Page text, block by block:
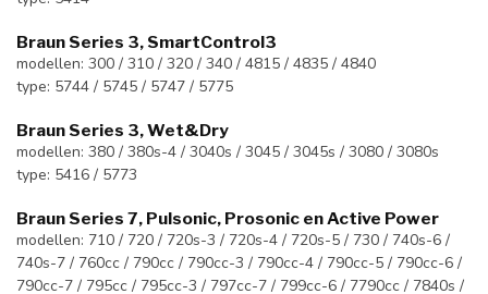
Braun Series 3, SmartControl3
modellen: 300 / 310 / 320 / 340 / 4815 / 4835 / 4840
type: 5744 / 5745 / 5747 / 5775
Braun Series 3, Wet&Dry
modellen: 380 / 380s-4 / 3040s / 3045 / 3045s / 3080 / 3080s
type: 5416 / 5773
Braun Series 7, Pulsonic, Prosonic en Active Power
modellen: 710 / 720 / 720s-3 / 720s-4 / 720s-5 / 730 / 740s-6 /
740s-7 / 760cc / 790cc / 790cc-3 / 790cc-4 / 790cc-5 / 790cc-6 /
790cc-7 / 795cc / 795cc-3 / 797cc-7 / 799cc-6 / 7790cc / 7840s /